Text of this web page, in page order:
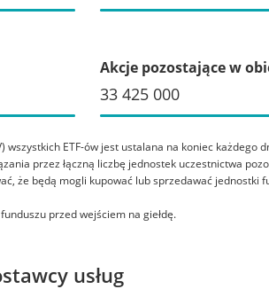
Akcje pozostające w
33 425 000
wszystkich ETF-ów jest ustalana na koniec
przez łączną liczbę jednostek uczestnictwa
że będą mogli kupować lub sprzedawać jednostki
przed wejściem na giełdę.
usług